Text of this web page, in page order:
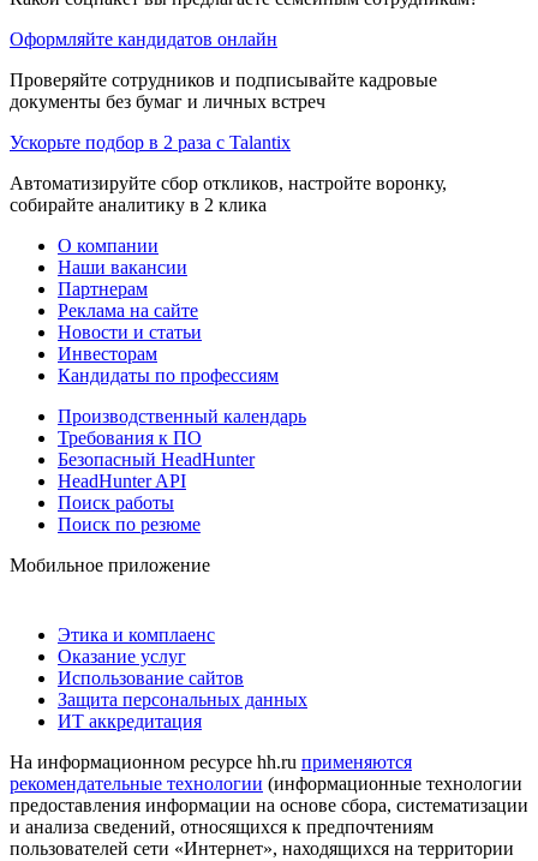
Оформляйте кандидатов онлайн
Проверяйте сотрудников и подписывайте кадровые
документы без бумаг и личных встреч
Ускорьте подбор в 2 раза с Talantix
Автоматизируйте сбор откликов, настройте воронку,
собирайте аналитику в 2 клика
О компании
Наши вакансии
Партнерам
Реклама на сайте
Новости и статьи
Инвесторам
Кандидаты по профессиям
Производственный календарь
Требования к ПО
Безопасный HeadHunter
HeadHunter API
Поиск работы
Поиск по резюме
Мобильное приложение
Этика и комплаенс
Оказание услуг
Использование сайтов
Защита персональных данных
ИТ аккредитация
На информационном ресурсе hh.ru применяются
рекомендательные технологии (информационные технологии
предоставления информации на основе сбора, систематизации
и анализа сведений, относящихся к предпочтениям
пользователей сети «Интернет», находящихся на территории